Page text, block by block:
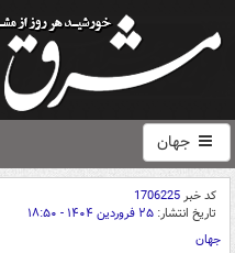
جهان
کد خبر1706225
تاریخ انتشار: ۲۵ فروردین ۱۴۰۴ - ۱۸:۵۰
جهان